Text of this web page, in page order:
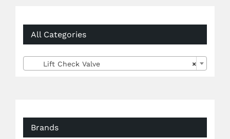
All Categories
×
Lift Check Valve
Brands